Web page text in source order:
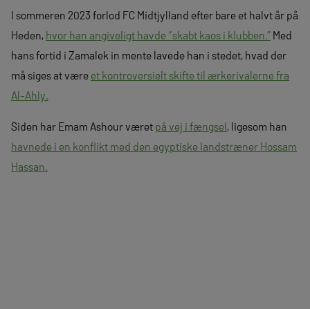
I sommeren 2023 forlod FC Midtjylland efter bare et halvt år på
Heden, hvor han angiveligt havde “skabt kaos i klubben.” Med
hans fortid i Zamalek in mente lavede han i stedet, hvad der
må siges at være et kontroversielt skifte til ærkerivalerne fra
Al-Ahly.
Siden har Emam Ashour været på vej i fængsel, ligesom han
havnede i en konflikt med den egyptiske landstræner Hossam
Hassan.